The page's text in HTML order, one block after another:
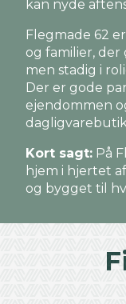
kan nyde
Flegmade 62
og familier, der
men stadig i
Der er gode
ejendommen
Kort sagt: På
hjem i hjertet
og bygget til